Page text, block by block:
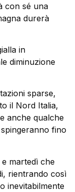
con sé una
durerà
in
diminuzione
sparse,
il Nord Italia,
anche qualche
fino
martedì che
rientrando così
inevitabilmente